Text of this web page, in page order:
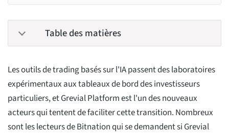
Table des matières
Les outils de trading basés sur l'IA passent des laboratoires
expérimentaux aux tableaux de bord des investisseurs
particuliers, et Grevial Platform est l'un des nouveaux
acteurs qui tentent de faciliter cette transition. Nombreux
sont les lecteurs de Bitnation qui se demandent si Grevial